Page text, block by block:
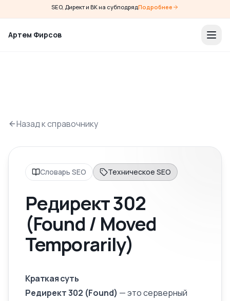
SEO, Директ и ВК на субподрядПодробнее
Артем Фирсов
Назад к справочнику
Словарь SEO Техническое SEO
Редирект 302
(Found / Moved
Temporarily)
Краткая суть
Редирект 302 (Found) — этосерверный